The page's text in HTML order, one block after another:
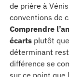
de prière à
conventions de
Comprendre
écarts plutôt
déterminant
différence se
sur ce point que